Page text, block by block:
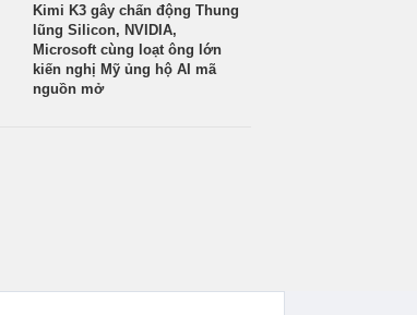
Kimi K3 gây chấn động Thung
lũng Silicon, NVIDIA,
Microsoft cùng loạt ông lớn
kiến nghị Mỹ ủng hộ AI mã
nguồn mở